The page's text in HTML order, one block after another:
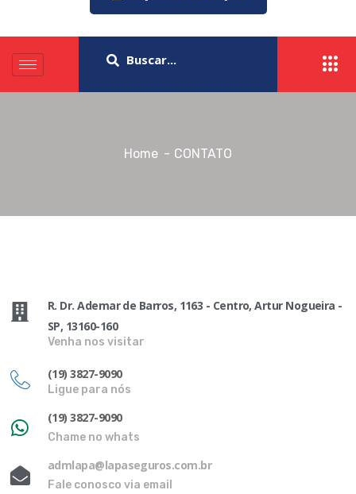
Home CONTATO
R. Dr. Ademar de Barros, 1163 - Centro, Artur Nogueira -
SP, 13160-160
Venha nos visitar
(19) 3827-9090
Ligue para nós
(19) 3827-9090
Chame no whats
admlapa@lapaseguros.com.br
Fale conosco via email